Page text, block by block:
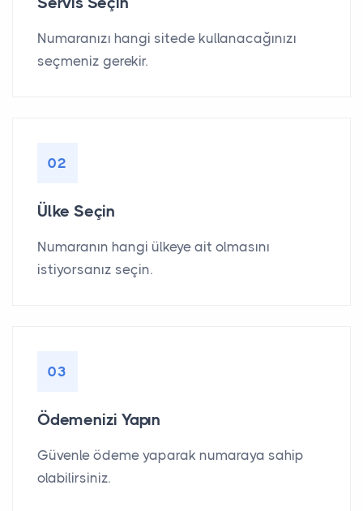
Numaranızı hangi sitede kullanacağınızı
seçmeniz gerekir.
02
Ülke Seçin
Numaranın hangi ülkeye ait olmasını
istiyorsanız seçin.
03
Ödemenizi Yapın
Güvenle ödeme yaparak numaraya sahip
olabilirsiniz.